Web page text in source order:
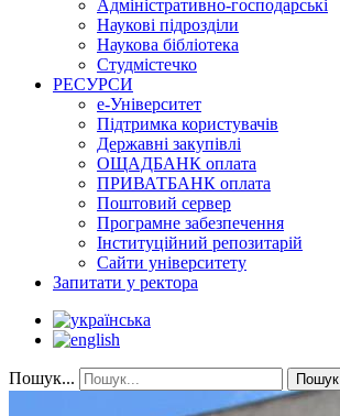
Адміністративно-господарські
Наукові підрозділи
Наукова бібліотека
Студмістечко
РЕСУРСИ
е-Університет
Підтримка користувачів
Державні закупівлі
ОЩАДБАНК оплата
ПРИВАТБАНК оплата
Поштовий сервер
Програмне забезпечення
Інституційний репозитарій
Сайти університету
Запитати у ректора
Пошук... Пошук